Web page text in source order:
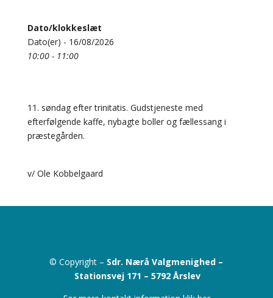
Dato/klokkeslæt
Dato(er) - 16/08/2026
10:00 - 11:00
11. søndag efter trinitatis. Gudstjeneste med
efterfølgende kaffe, nybagte boller og fællessang i
præstegården.
v/ Ole Kobbelgaard
© Copyright – Sdr. Nærå Valgmenighed –
Stationsvej 171 –5792 Årslev